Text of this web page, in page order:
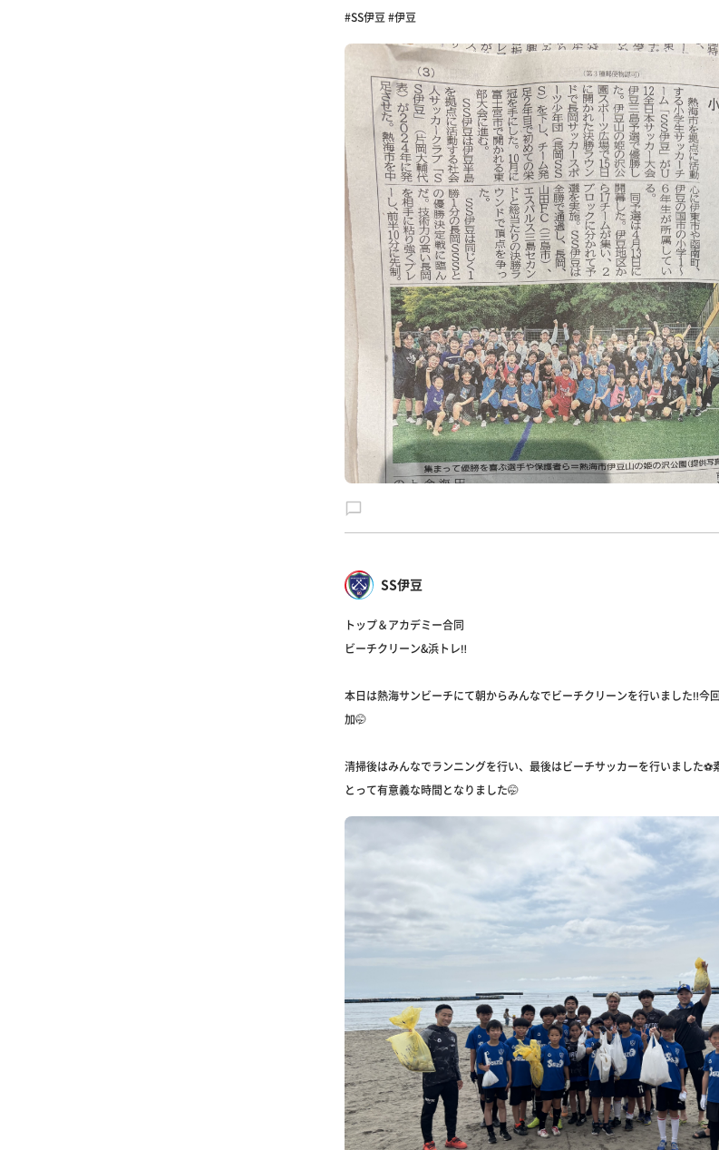
#SS伊豆 #伊豆
SS伊豆
トップ＆アカデミー合同
ビーチクリーン&浜トレ‼️
本日は熱海サンビーチにて朝からみんなでビーチクリーンを行いました‼️今
加🤭
清掃後はみんなでランニングを行い、最後はビーチサッカーを行いました⚽️
とって有意義な時間となりました🤭